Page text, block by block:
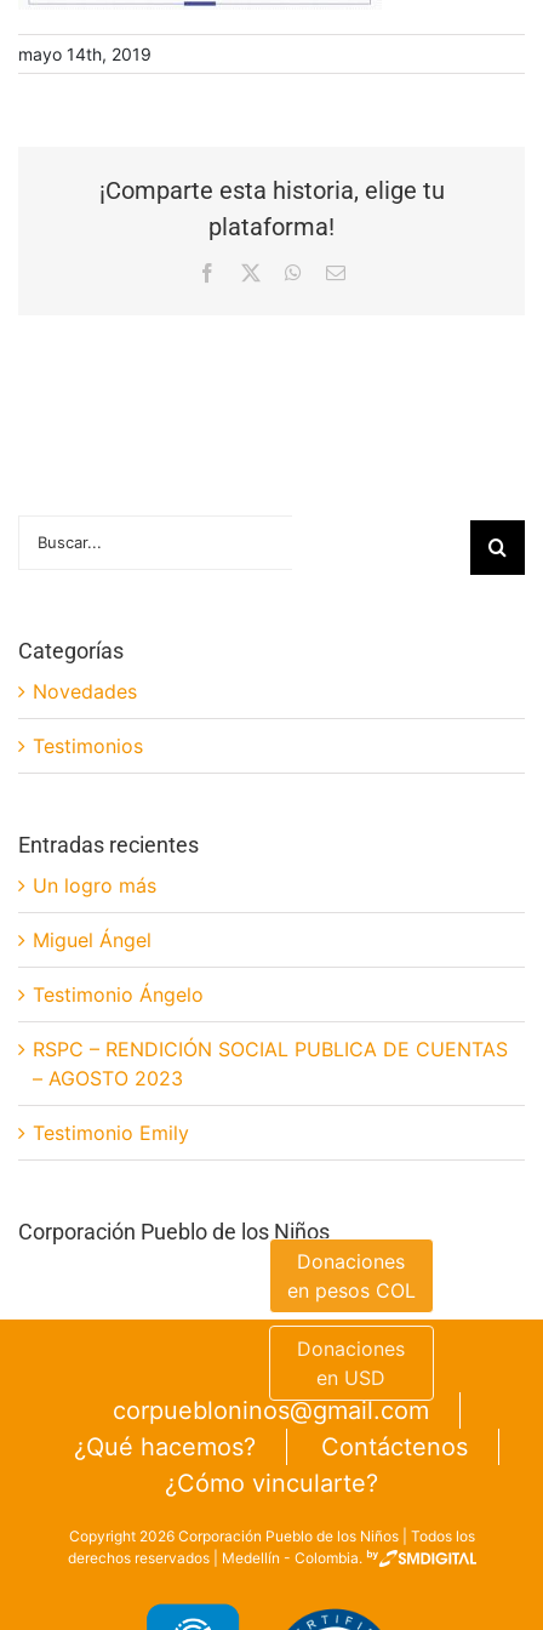
mayo 14th, 2019
¡Comparte esta historia, elige tu
plataforma!
Facebook WhatsApp
Correo
Categorías
Novedades
Testimonios
Entradas recientes
Un logro más
Miguel Ángel
Testimonio Ángelo
RSPC – RENDICIÓN SOCIAL PUBLICA DE CUENTAS
– AGOSTO 2023
Testimonio Emily
Corporación Pueblo de los Niños
Donaciones
en pesos COL
Donaciones
en USD
corpuebloninos@gmail.com
¿Qué hacemos?
Contáctenos
¿Cómo vincularte?
Copyright 2026Corporación Pueblo de los Niños | Todos los
derechos reservados | Medellín - Colombia.